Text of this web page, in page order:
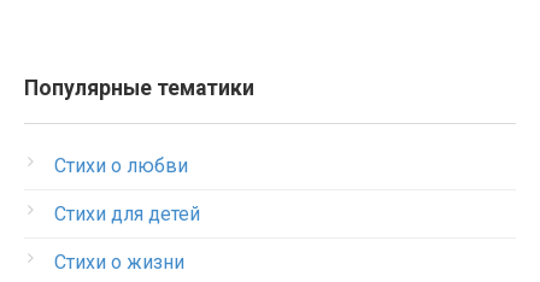
Популярные тематики
Стихи о любви
Стихи для детей
Стихи о жизни